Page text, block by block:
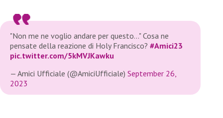
"Non me ne voglio andare per questo…" Cosa ne
pensate della reazione di Holy Francisco? #Amici23
pic.twitter.com/5kMVJKawku
— Amici Ufficiale (@AmiciUfficiale) September 26,
2023